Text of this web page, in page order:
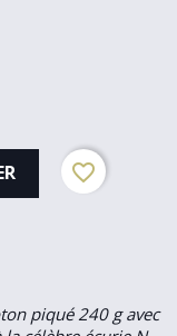
favorite_border
piqué 240 g avec